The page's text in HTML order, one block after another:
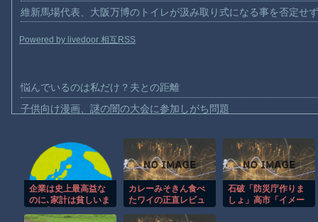
維新馬場代表、大阪万博のトイレが汲み取り式になる事を否定せ
Powered by livedoor 相互RSS
悩んでいるのは私だけ？夫との距離
子供向け漫画、謎の闇の大会に参加しがち問題
【動画】両方馬鹿（笑）ミニストップでトラックと衝突したドラ
【動画】地震発生時の熊本総合病院の手術室の様子が(((ﾟДﾟ)))
【動画】野菜売りのおじさんにドローンを特攻させるおそロシア
企業は史上最高益な
のに､家計は貧しいま
カレーみそきん食べ
たワイの正直レビュ
石破「防災庁作りま
しょ」高市「イメー